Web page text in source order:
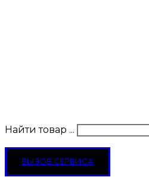
Найти товар ...
ВЫЗОВ СЕРВИСА